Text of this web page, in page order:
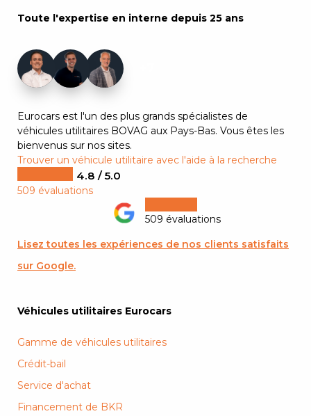
Toute l'expertise en interne depuis 25 ans
Eurocars est l'un des plus grands spécialistes de
véhicules utilitaires BOVAG aux Pays-Bas. Vous êtes les
bienvenus sur nos sites.
Trouver un véhicule utilitaire avec l'aide à la recherche
4.8 / 5.0
509 évaluations
509 évaluations
Lisez toutes les expériences de nos clients satisfaits
sur Google.
Véhicules utilitaires Eurocars
Gamme de véhicules utilitaires
Crédit-bail
Service d'achat
Financement de BKR